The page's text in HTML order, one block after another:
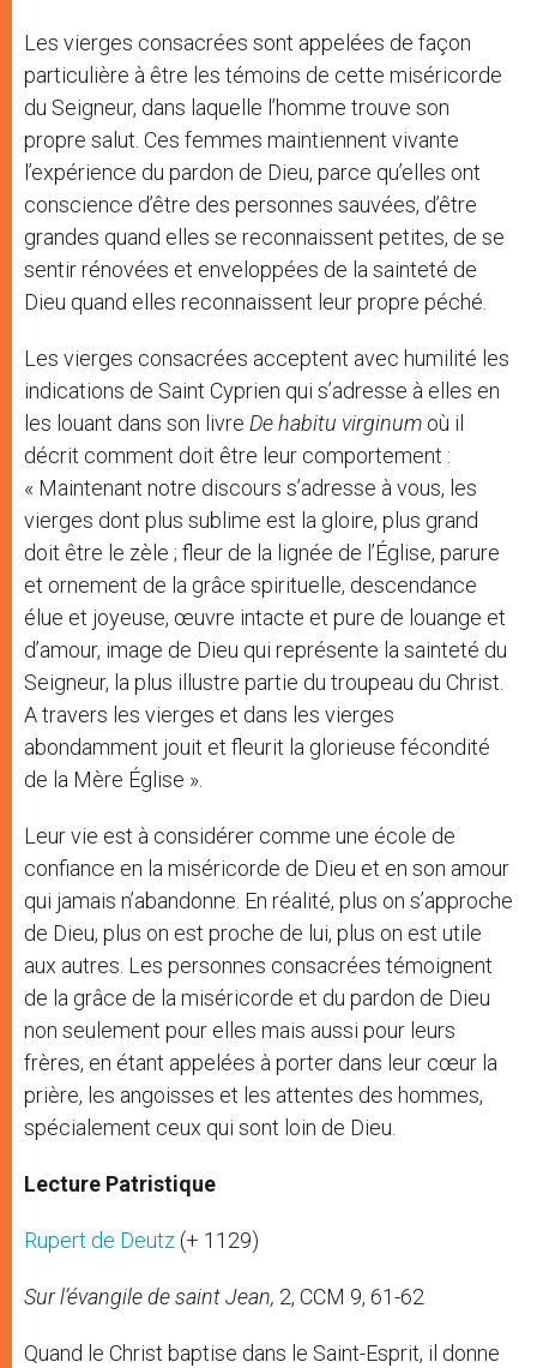
Les vierges consacrées sont appelées de façon
particulière à être les témoins de cette miséricorde
du Seigneur, dans laquelle l’homme trouve son
propre salut. Ces femmes maintiennent vivante
l’expérience du pardon de Dieu, parce qu’elles ont
conscience d’être des personnes sauvées, d’être
grandes quand elles se reconnaissent petites, de se
sentir rénovées et enveloppées de la sainteté de
Dieu quand elles reconnaissent leur propre péché.
Les vierges consacrées acceptent avec humilité les
indications de Saint Cyprien qui s’adresse à elles en
les louant dans son livre De habitu virginum où il
décrit comment doit être leur comportement :
« Maintenant notre discours s’adresse à vous, les
vierges dont plus sublime est la gloire, plus grand
doit être le zèle ; fleur de la lignée de l’Église, parure
et ornement de la grâce spirituelle, descendance
élue et joyeuse, œuvre intacte et pure de louange et
d’amour, image de Dieu qui représente la sainteté du
Seigneur, la plus illustre partie du troupeau du Christ.
A travers les vierges et dans les vierges
abondamment jouit et fleurit la glorieuse fécondité
de la Mère Église ».
Leur vie est à considérer comme une école de
confiance en la miséricorde de Dieu et en son amour
qui jamais n’abandonne. En réalité, plus on s’approche
de Dieu, plus on est proche de lui, plus on est utile
aux autres. Les personnes consacrées témoignent
de la grâce de la miséricorde et du pardon de Dieu
non seulement pour elles mais aussi pour leurs
frères, en étant appelées à porter dans leur cœur la
prière, les angoisses et les attentes des hommes,
spécialement ceux qui sont loin de Dieu.
Lecture Patristique
Rupert de Deutz (+ 1129)
Sur l’évangile de saint Jean, 2, CCM 9, 61-62
Quand le Christ baptise dans le Saint-Esprit, il donne